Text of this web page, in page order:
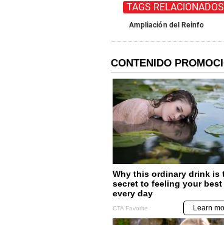
TAGS RELACIONADOS
Ampliación del Reinfo